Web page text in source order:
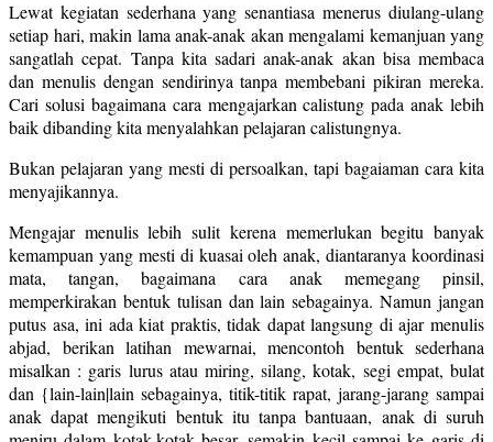
Lewat kegiatan sederhana yang senantiasa menerus diulang-ulang
setiap hari, makin lama anak-anak akan mengalami kemanjuan yang
sangatlah cepat. Tanpa kita sadari anak-anak akan bisa membaca
dan menulis dengan sendirinya tanpa membebani pikiran mereka.
Cari solusi bagaimana cara mengajarkan calistung pada anak lebih
baik dibanding kita menyalahkan pelajaran calistungnya.
Bukan pelajaran yang mesti di persoalkan, tapi bagaiaman cara kita
menyajikannya.
Mengajar menulis lebih sulit kerena memerlukan begitu banyak
kemampuan yang mesti di kuasai oleh anak, diantaranya koordinasi
mata, tangan, bagaimana cara anak memegang pinsil,
memperkirakan bentuk tulisan dan lain sebagainya. Namun jangan
putus asa, ini ada kiat praktis, tidak dapat langsung di ajar menulis
abjad, berikan latihan mewarnai, mencontoh bentuk sederhana
misalkan : garis lurus atau miring, silang, kotak, segi empat, bulat
dan {lain-lain|lain sebagainya, titik-titik rapat, jarang-jarang sampai
anak dapat mengikuti bentuk itu tanpa bantuaan, anak di suruh